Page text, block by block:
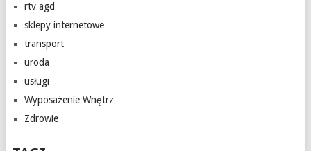
rtv agd
sklepy internetowe
transport
uroda
usługi
Wyposażenie Wnętrz
Zdrowie